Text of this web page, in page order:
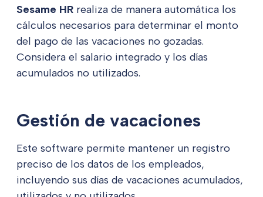
Sesame HR realiza de manera automática los
cálculos necesarios para determinar el monto
del pago de las vacaciones no gozadas.
Considera el salario integrado y los días
acumulados no utilizados.
Gestión de vacaciones
Este software permite mantener un registro
preciso de los datos de los empleados,
incluyendo sus días de vacaciones acumulados,